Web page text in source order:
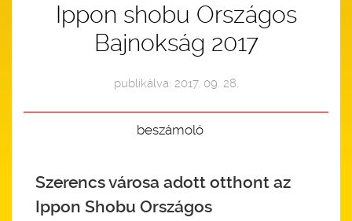
Ippon shobu Országos
Bajnokság 2017
publikálva: 2017. 09. 28.
beszámoló
Szerencs városa adott otthont az
Ippon Shobu Országos